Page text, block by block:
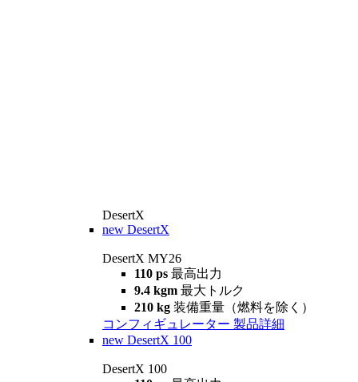
DesertX
new DesertX
DesertX MY26
110 ps 最高出力
9.4 kgm 最大トルク
210 kg 装備重量（燃料を除く）
コンフィギュレーター 製品詳細
new DesertX 100
DesertX 100